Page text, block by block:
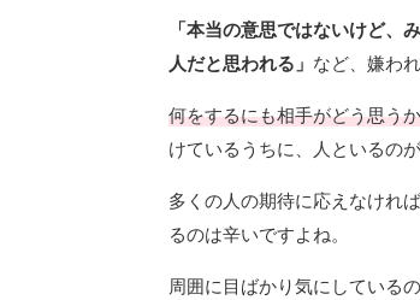
「本当の意思ではないけど
人だと思われる」 など、嫌わ
何をするにも相手がどう思う
けているうちに、人といるの
多くの人の期待に応えなけれ
るのは辛いですよね。
周囲に目ばかり気にしている